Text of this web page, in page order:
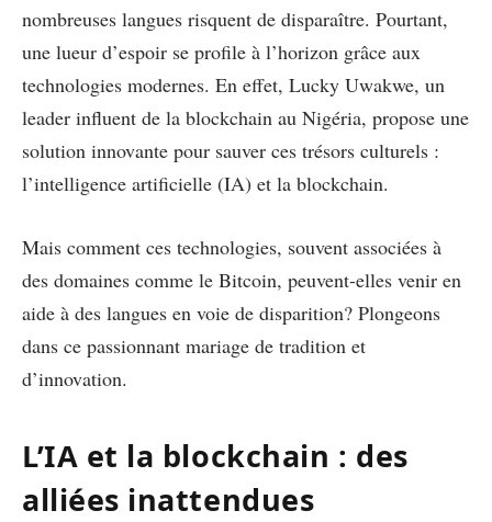
nombreuses langues risquent de disparaître. Pourtant,
une lueur d’espoir se profile à l’horizon grâce aux
technologies modernes. En effet, Lucky Uwakwe, un
leader influent de la blockchain au Nigéria, propose une
solution innovante pour sauver ces trésors culturels :
l’intelligence artificielle (IA) et la blockchain.
Mais comment ces technologies, souvent associées à
des domaines comme le Bitcoin, peuvent-elles venir en
aide à des langues en voie de disparition? Plongeons
dans ce passionnant mariage de tradition et
d’innovation.
L’IA et la blockchain : des
alliées inattendues